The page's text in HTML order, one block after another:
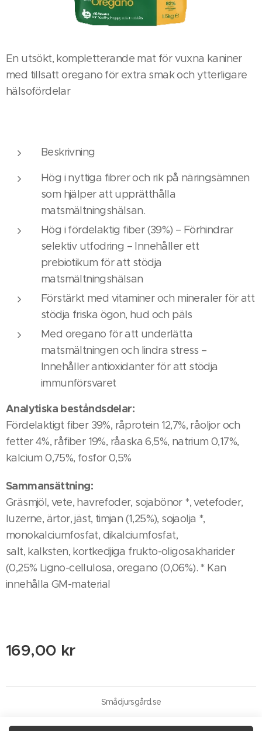
En utsökt, kompletterande mat för vuxna kaniner
med tillsatt oregano för extra smak och ytterligare
hälsofördelar
Beskrivning
Hög i nyttiga fibrer och rik på näringsämnen
som hjälper att upprätthålla
matsmältningshälsan.
Hög i fördelaktig fiber (39%) – Förhindrar
selektiv utfodring – Innehåller ett
prebiotikum för att stödja
matsmältningshälsan
Förstärkt med vitaminer och mineraler för att
stödja friska ögon, hud och päls
Med oregano för att underlätta
matsmältningen och lindra stress –
Innehåller antioxidanter för att stödja
immunförsvaret
Analytiska beståndsdelar:
Fördelaktigt fiber 39%, råprotein 12,7%, råoljor och
fetter 4%, råfiber 19%, råaska 6,5%, natrium 0,17%,
kalcium 0,75%, fosfor 0,5%
Sammansättning:
Gräsmjöl, vete, havrefoder, sojabönor *, vetefoder,
luzerne, ärtor, jäst, timjan (1,25%), sojaolja *,
monokalciumfosfat, dikalciumfosfat,
salt, kalksten, kortkedjiga frukto-oligosakharider
(0,25% Ligno-cellulosa, oregano (0,06%). * Kan
innehålla GM-material
169,00 kr
Smådjursgård.se